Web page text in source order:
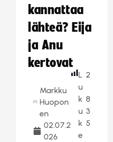
kannattaa
lähteä? Eija
ja Anu
kertovat
Markku
Huopon
en
02.07.2
026
L
u
k
u
k
e
2
8
3
5